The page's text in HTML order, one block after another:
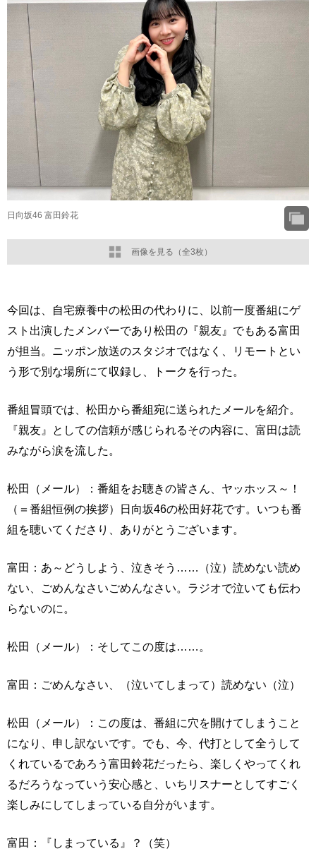
画像を見る（全3枚）
日向坂46 富田鈴花
今回は、自宅療養中の松田の代わりに、以前一度番組にゲ
スト出演したメンバーであり松田の『親友』でもある富田
が担当。ニッポン放送のスタジオではなく、リモートとい
う形で別な場所にて収録し、トークを行った。
番組冒頭では、松田から番組宛に送られたメールを紹介。
『親友』としての信頼が感じられるその内容に、富田は読
みながら涙を流した。
松田（メール）：番組をお聴きの皆さん、ヤッホッス～！
（＝番組恒例の挨拶）日向坂46の松田好花です。いつも番
組を聴いてくださり、ありがとうございます。
富田：あ～どうしよう、泣きそう……（泣）読めない読め
ない、ごめんなさいごめんなさい。ラジオで泣いても伝わ
らないのに。
松田（メール）：そしてこの度は……。
富田：ごめんなさい、（泣いてしまって）読めない（泣）
松田（メール）：この度は、番組に穴を開けてしまうこと
になり、申し訳ないです。でも、今、代打として全うして
くれているであろう富田鈴花だったら、楽しくやってくれ
るだろうなっていう安心感と、いちリスナーとしてすごく
楽しみにしてしまっている自分がいます。
富田：『しまっている』？（笑）